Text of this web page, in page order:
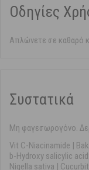
Οδηγίες
Απλώνετε σε καθαρό
Συστατικά
Μη φαγεσωρογόνο.
Vit C-Niacinamide |
b-Hydroxy salicylic
Nigella sativa |